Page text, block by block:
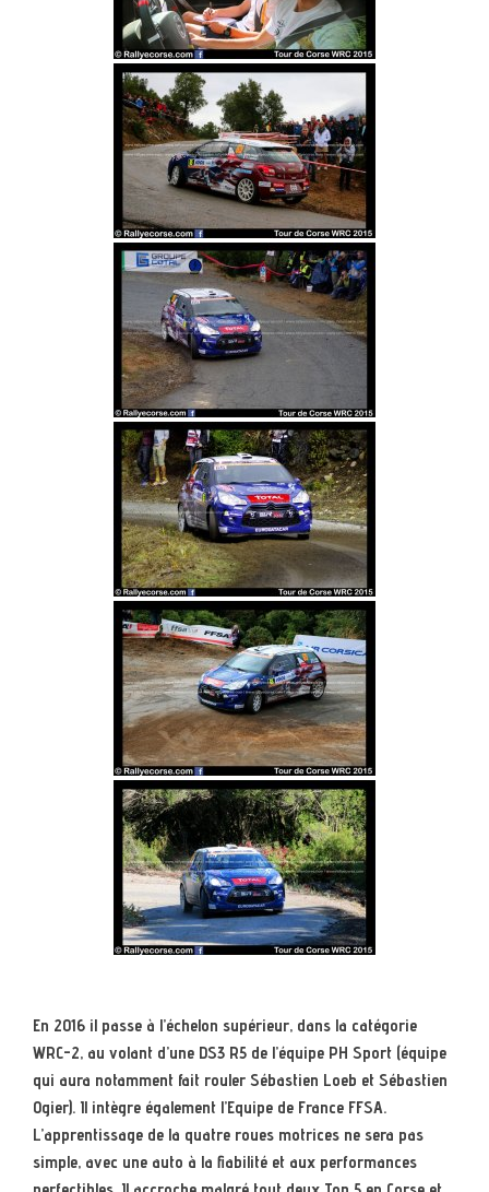
En 2016 il passe à l’échelon supérieur, dans la catégorie
WRC-2, au volant d’une DS3 R5 de l’équipe PH Sport (équipe
qui aura notamment fait rouler Sébastien Loeb et Sébastien
Ogier). Il intègre également l’Equipe de France FFSA.
L’apprentissage de la quatre roues motrices ne sera pas
simple, avec une auto à la fiabilité et aux performances